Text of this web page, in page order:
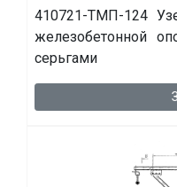
410721-ТМП-124
железобетонной
серьгами